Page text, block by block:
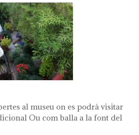
al museu on es podrà visitar
Ou com balla a la font del